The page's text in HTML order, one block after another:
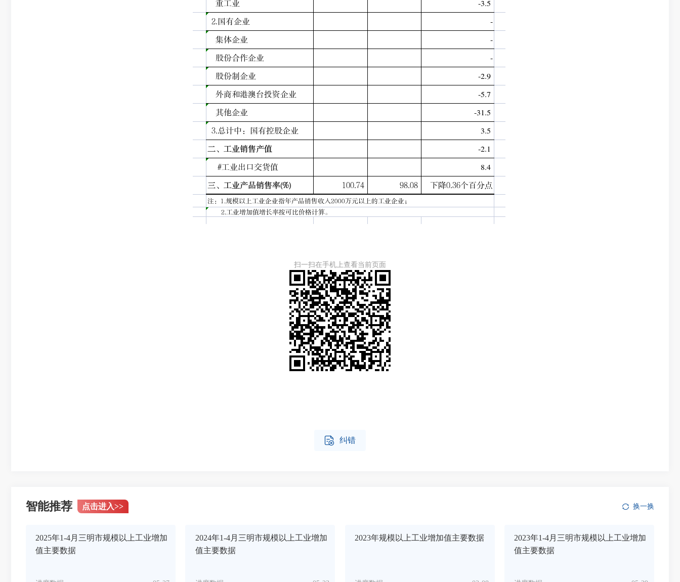
扫一扫在手机上查看当前页面
 纠错
智能推荐 点击进入>> 换一换
2025年1-4月三明市规模以上工业增加
值主要数据
2024年1-4月三明市规模以上工业增加
值主要数据
2023年规模以上工业增加值主要数据
2023年1-4月三明市规模以上工业增加
值主要数据